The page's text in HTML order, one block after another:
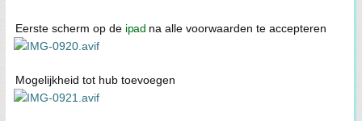
Eerste scherm op de ipad na alle voorwaarden te accepteren
Mogelijkheid tot hub toevoegen